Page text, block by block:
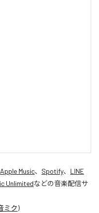
Apple Music、 Spotify、 LINE
Unlimitedなどの音楽配信サ
ミク)